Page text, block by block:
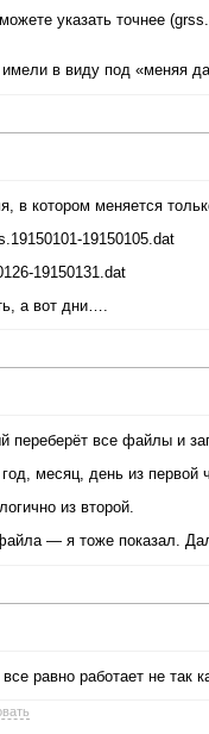
указать точнее
в виду под «меняя
в котором меняется
19150105.dat
19150131.dat
а вот дни….
переберёт все файлы и
месяц, день из первой
из второй.
— я тоже показал.
равно работает не так